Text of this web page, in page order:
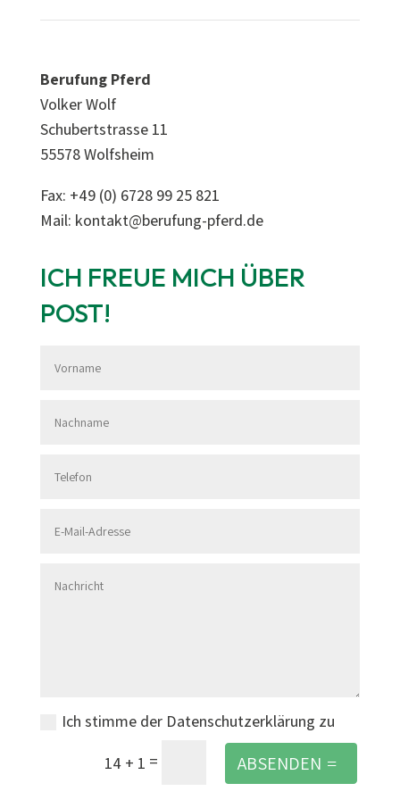
Berufung Pferd
Volker Wolf
Schubertstrasse 11
55578 Wolfsheim
Fax: +49 (0) 6728 99 25 821
Mail: kontakt@berufung-pferd.de
ICH FREUE MICH ÜBER
POST!
Ich stimme der Datenschutzerklärung zu
14 + 1 = ABSENDEN